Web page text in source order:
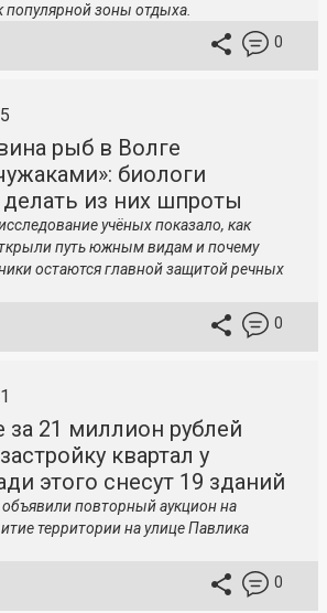
популярной зоны отдыха.
0
рыб в Волге
биологи
из них шпроты
учёных показало, как
путь южным видам и почему
остаются главной защитой речных
0
за 21 миллион рублей
квартал у
этого снесут 19 зданий
повторный аукцион на
территории на улице Павлика
0